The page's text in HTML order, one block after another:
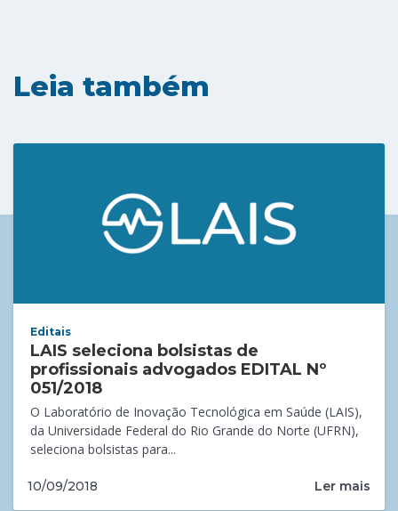
Leia também
Editais
LAIS seleciona bolsistas de
profissionais advogados EDITAL Nº
051/2018
O Laboratório de Inovação Tecnológica em Saúde (LAIS),
da Universidade Federal do Rio Grande do Norte (UFRN),
seleciona bolsistas para...
10/09/2018 Ler mais